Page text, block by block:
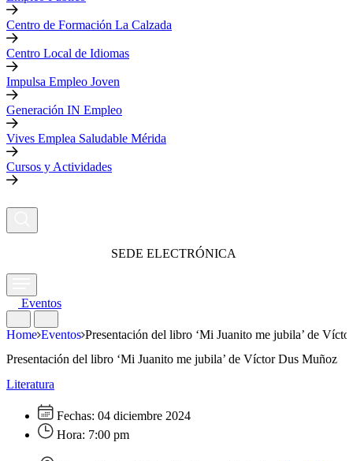
Centro de Formación La Calzada
Centro Local de Idiomas
Impulsa Empleo Joven
Generación IN Empleo
Vives Emplea Saludable Mérida
Cursos y Actividades
SEDE ELECTRÓNICA
Eventos
Home Eventos Presentación del libro ‘Mi Juanito me jubila’ de
Presentación del libro ‘Mi Juanito me jubila’ de Víctor Dus Muñoz
Literatura
Fechas: 04 diciembre 2024
Hora: 7:00 pm